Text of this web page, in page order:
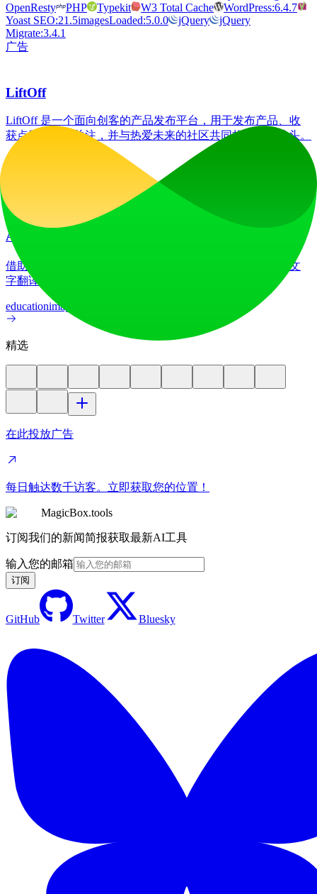
OpenResty
PHP Typekit W3 Total Cache
WordPress:6.4.7
Yoast SEO:21.5imagesLoaded:5.0.0 jQuery
jQuery
Migrate:3.4.1
广告
LiftOff
LiftOff 是一个面向创客的产品发布平台，用于发布产品、收
获点赞、获得关注，并与热爱未来的社区共同构建发展势头。
launch-platform
AI图像翻译器
借助我们先进的AI图像翻译器，在70多种语言间实现图像文
字翻译，助您将产品更好地推向全球各国市场。
educationimage
精选
在此投放广告
每日触达数千访客。立即获取您的位置！
MagicBox.tools
订阅我们的新闻简报获取最新AI工具
输入您的邮箱
订阅
GitHub Twitter Bluesky